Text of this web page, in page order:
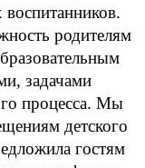
родителям
задачами
процесса. Мы
детского
гостям